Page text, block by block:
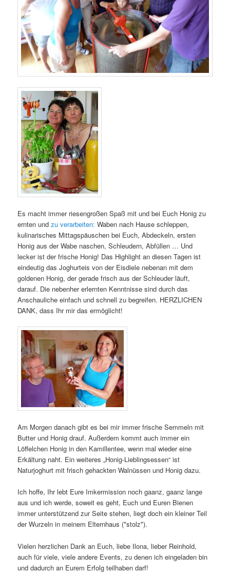
Es macht immer riesengroßen Spaß mit und bei Euch Honig zu
ernten undzu verarbeiten: Waben nach Hause schleppen,
kulinarisches Mittagspäuschen bei Euch, Abdeckeln, ersten
Honig aus der Wabe naschen, Schleudern, Abfüllen … Und
lecker ist der frische Honig! Das Highlight an diesen Tagen ist
eindeutig das Joghurteis von der Eisdiele nebenan mit dem
goldenen Honig, der gerade frisch aus der Schleuder läuft,
darauf. Die nebenher erlernten Kenntnisse sind durch das
Anschauliche einfach und schnell zu begreifen. HERZLICHEN
DANK, dass Ihr mir das ermöglicht!
Am Morgen danach gibt es bei mir immer frische Semmeln mit
Butter und Honig drauf. Außerdem kommt auch immer ein
Löffelchen Honig in den Kamillentee, wenn mal wieder eine
Erkältung naht. Ein weiteres „Honig-Lieblingsessen“ ist
Naturjoghurt mit frisch gehackten Walnüssen und Honig dazu.
Ich hoffe, Ihr lebt Eure Imkermission noch gaanz, gaanz lange
aus und ich werde, soweit es geht, Euch und Euren Bienen
immer unterstützend zur Seite stehen, liegt doch ein kleiner Teil
der Wurzeln in meinem Elternhaus (*stolz*).
Vielen herzlichen Dank an Euch, liebe Ilona, lieber Reinhold,
auch für viele, viele andere Events, zu denen ich eingeladen bin
und dadurch an Eurem Erfolg teilhaben darf!